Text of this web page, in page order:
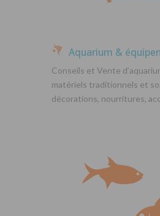
Aquarium &
Conseils et Vente
matériels traditionnels et
décorations, nourritures,